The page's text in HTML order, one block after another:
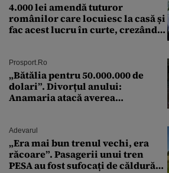
4.000 lei amendă tuturor
românilor care locuiesc la casă și
fac acest lucru în curte, crezând
Prosport.ro
„Bătălia pentru 50.000.000 de
dolari”. Divorțul anului:
Anamaria atacă averea
Adevarul
„Era mai bun trenul vechi, era
răcoare”. Pasagerii unui tren
PESA au fost sufocați de căldură